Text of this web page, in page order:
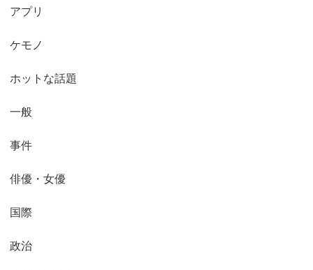
アプリ
ケモノ
ホットな話題
一般
事件
俳優・女優
国際
政治